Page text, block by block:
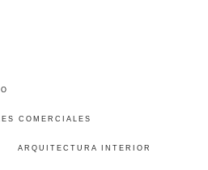
COMERCIALES
ARQUITECTURA INTERIOR